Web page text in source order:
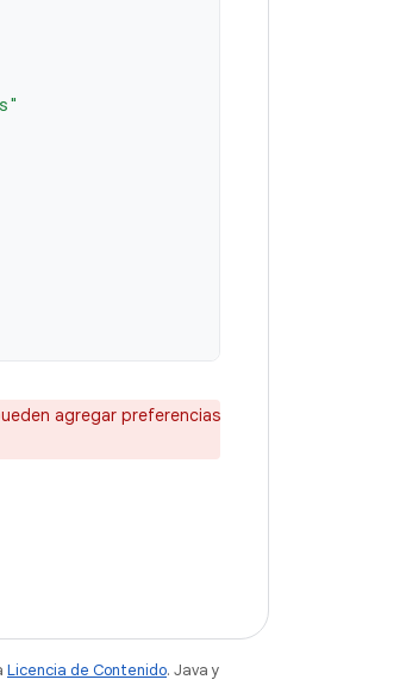
agregar preferencias
Licencia de Contenido. Java y